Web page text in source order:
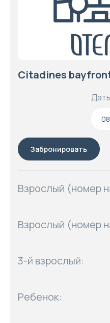
Citadines
Забронировать
Взрослый (номер
Взрослый (номер
3-й взрослый:
Ребенок: